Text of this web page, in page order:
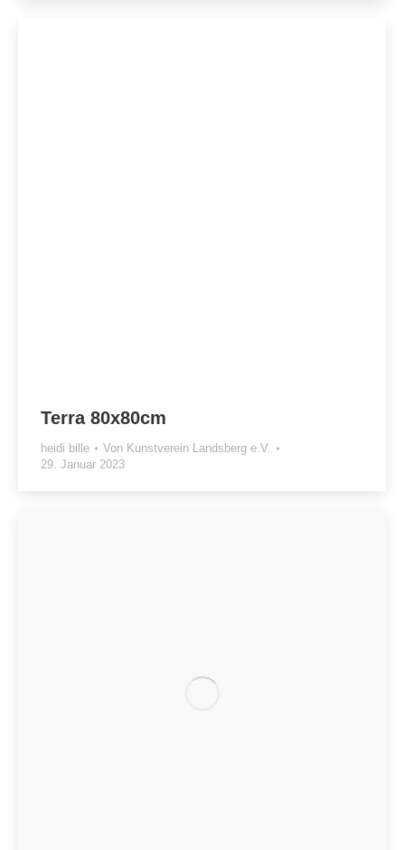
Terra 80x80cm
heidi bille Von Kunstverein Landsberg e.V.
29. Januar 2023